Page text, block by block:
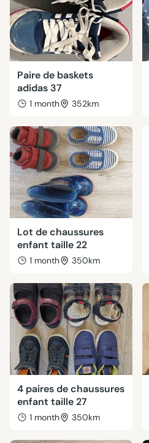
Paire de baskets
adidas 37
1 month 352km
Lot de chaussures
enfant taille 22
1 month 350km
4 paires de chaussures
enfant taille 27
1 month 350km